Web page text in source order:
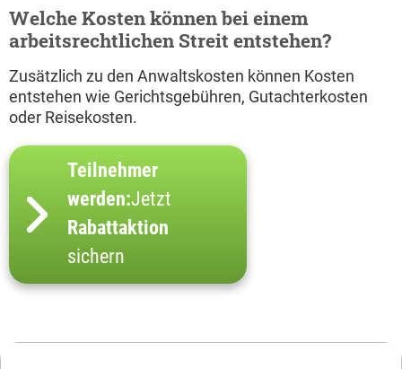
Welche Kosten können bei einem
arbeitsrechtlichen Streit entstehen?
Zusätzlich zu den Anwaltskosten können Kosten
entstehen wie Gerichtsgebühren, Gutachterkosten
oder Reisekosten.
Teilnehmer
werden:Jetzt
Rabattaktion
sichern